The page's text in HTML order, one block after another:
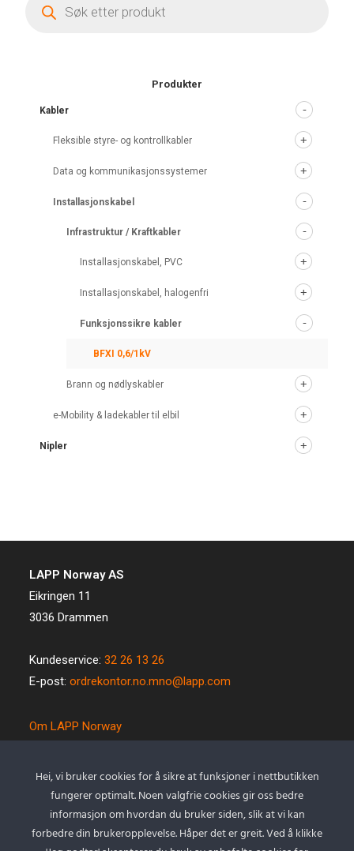
search
Produkter
Kabler
Fleksible styre- og kontrollkabler
Data og kommunikasjonssystemer
Installasjonskabel
Infrastruktur / Kraftkabler
Installasjonskabel, PVC
Installasjonskabel, halogenfri
Funksjonssikre kabler
BFXI 0,6/1kV
Brann og nødlyskabler
e-Mobility & ladekabler til elbil
Nipler
LAPP Norway AS
Eikringen 11
3036 Drammen
Kundeservice:32 26 13 26
E-post:ordrekontor.no.mno@lapp.com
Om LAPP Norway
Kvalitet og miljø
Betingelser
Kontakt oss
Cookie policy
Hei, vi bruker cookies for å sikre at funksjoner i nettbutikken
fungerer optimalt. Noen valgfrie cookies gir oss bedre
informasjon om hvordan du bruker siden, slik at vi kan
forbedre din brukeropplevelse. Håper det er greit. Ved å klikke